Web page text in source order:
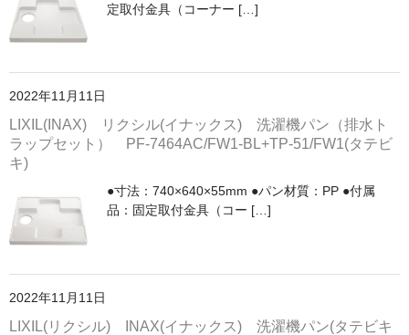
キッチン用水栓
洗面所用水栓
洗濯機用水栓
便座
暖房便座
ウォシュレット
定取付金具（コーナー […]
2022年11月11日
LIXIL(INAX) リクシル(イナックス) 洗濯機パン（排水ト
ラップセット） PF-7464AC/FW1-BL+TP-51/FW1(タテビ
キ)
●寸法：740×640×55mm ●パン材質：PP ●付属
品：固定取付金具（コー […]
2022年11月11日
LIXIL(リクシル) INAX(イナックス) 洗濯機パン(タテビキ